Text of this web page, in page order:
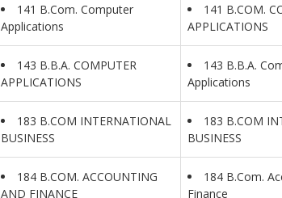
141 B.Com. Computer
Applications
141 B.COM.
APPLICATIONS
143 B.B.A. COMPUTER
APPLICATIONS
143 B.B.A.
Applications
183 B.COM INTERNATIONAL
BUSINESS
183 B.COM
BUSINESS
184 B.COM. ACCOUNTING
AND FINANCE
184 B.Com.
Finance